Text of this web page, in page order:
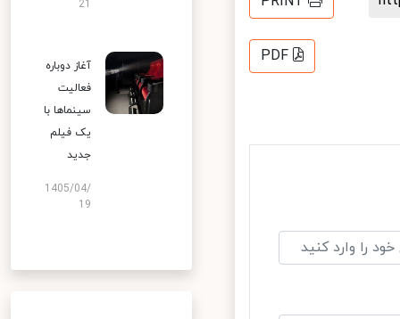
PDF
آغاز دوباره
فعالیت
سینماها با
یک فیلم
جدید
1405/04/
19